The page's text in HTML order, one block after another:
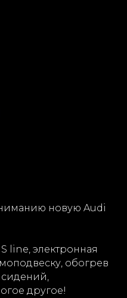
новую Audi
line, электронная
обогрев
другое!